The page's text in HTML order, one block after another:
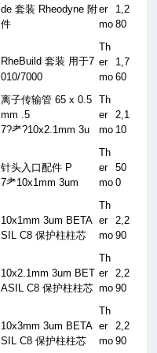
de 套装 Rheodyne 附
件
er
mo
1,2
80
RheBuild 套装 用于7
010/7000
Th
er
mo
1,7
60
离子传输管65 x 0.5
mm .5
7?耂?10x2.1mm 3u
Th
er
mo
2,1
10
针头入口配件P
7耂10x1mm 3um
Th
er
mo
50
0
10x1mm 3um BETA
SIL C8 保护柱柱芯
Th
er
mo
2,2
90
10x2.1mm 3um BET
ASIL C8 保护柱柱芯
Th
er
mo
2,2
90
10x3mm 3um BETA
SIL C8 保护柱柱芯
Th
er
mo
2,2
90